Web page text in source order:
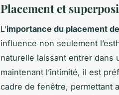
Placement et
L’importance du placement
influence non seulement
naturelle laissant entrer dans
maintenant l’intimité, il est
cadre de fenêtre, permettant